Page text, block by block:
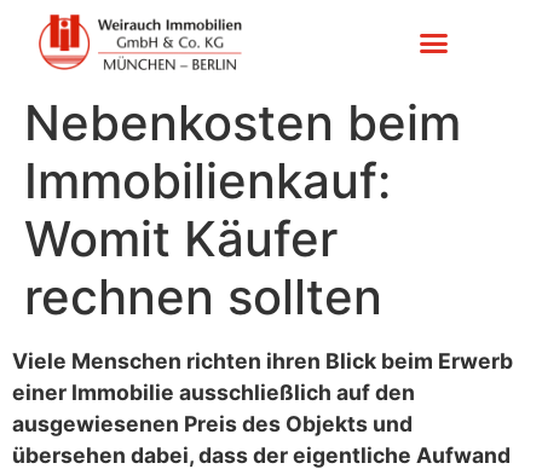
Nebenkosten beim
Immobilienkauf:
Womit Käufer
rechnen sollten
Viele Menschen richten ihren Blick beim Erwerb
einer Immobilie ausschließlich auf den
ausgewiesenen Preis des Objekts und
übersehen dabei, dass der eigentliche Aufwand